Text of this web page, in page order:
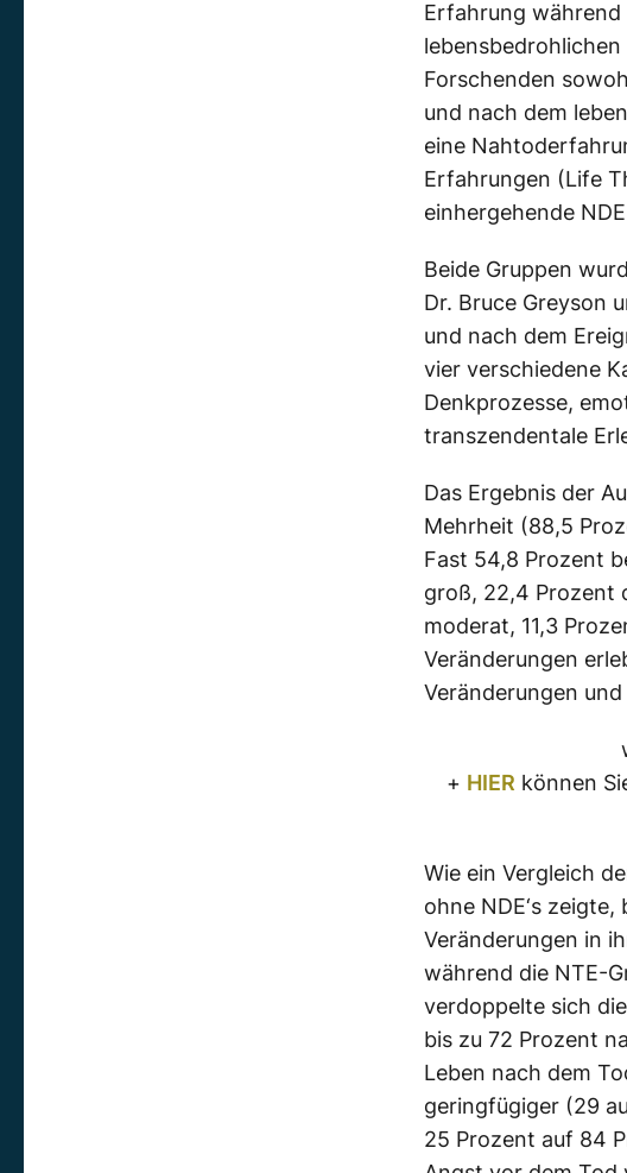
Erfahrung während
lebensbedrohlichen
Forschenden
und nach dem
eine
Erfahrungen (Life
einhergehende NDE
Beide Gruppen
Dr. Bruce Greyson
und nach dem
vier verschiedene
Denkprozesse,
transzendentale
Das Ergebnis der
Mehrheit (88,5
Fast 54,8 Prozent
groß, 22,4 Prozent
moderat, 11,3
Veränderungen
Veränderungen
+ HIER können
Wie ein Vergleich
ohne NDE‘s
Veränderungen in
während die NTE-
verdoppelte sich
bis zu 72 Prozent
Leben nach dem
geringfügiger (29
25 Prozent auf 84